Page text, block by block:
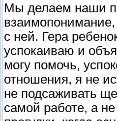
Мы делаем наши
взаимопонимание,
с ней. Гера
успокаиваю и
могу помочь,
отношения, я не
не подсаживать
самой работе, а